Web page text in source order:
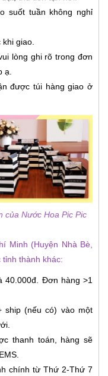
suốt tuần không nghỉ
giao.
lòng ghi rõ trong đơn
ạ.
được túi hàng giao ở
của Nước Hoa Pic Pic
Minh (Huyện Nhà Bè,
tỉnh thành khác:
40.000đ. Đơn hàng >1
ship (nếu có) vào một
thanh toán, hàng sẽ
chính từ Thứ 2-Thứ 7